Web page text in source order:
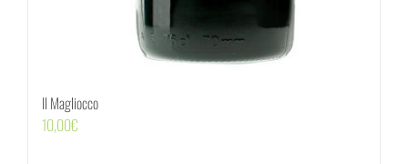
Il Magliocco
10,00€